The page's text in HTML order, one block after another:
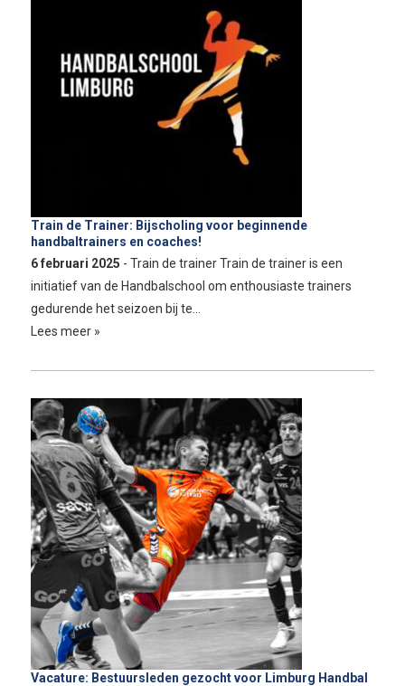
Train de Trainer: Bijscholing voor beginnende
handbaltrainers en coaches!
6 februari 2025 - Train de trainer Train de trainer is een
initiatief van de Handbalschool om enthousiaste trainers
gedurende het seizoen bij te…
Lees meer »
Vacature: Bestuursleden gezocht voor Limburg Handbal